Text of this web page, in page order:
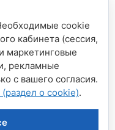
уточняйте в
серебряных
cookie
кабинета (сессия,
маркетинговые
рекламные
с вашего согласия.
о cookie).